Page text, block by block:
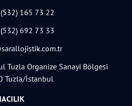
165 73 22
692 73 33
Tuzla Organize Sanayi Bölgesi
Tuzla/İstanbul